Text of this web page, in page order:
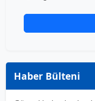
Haber Bülteni